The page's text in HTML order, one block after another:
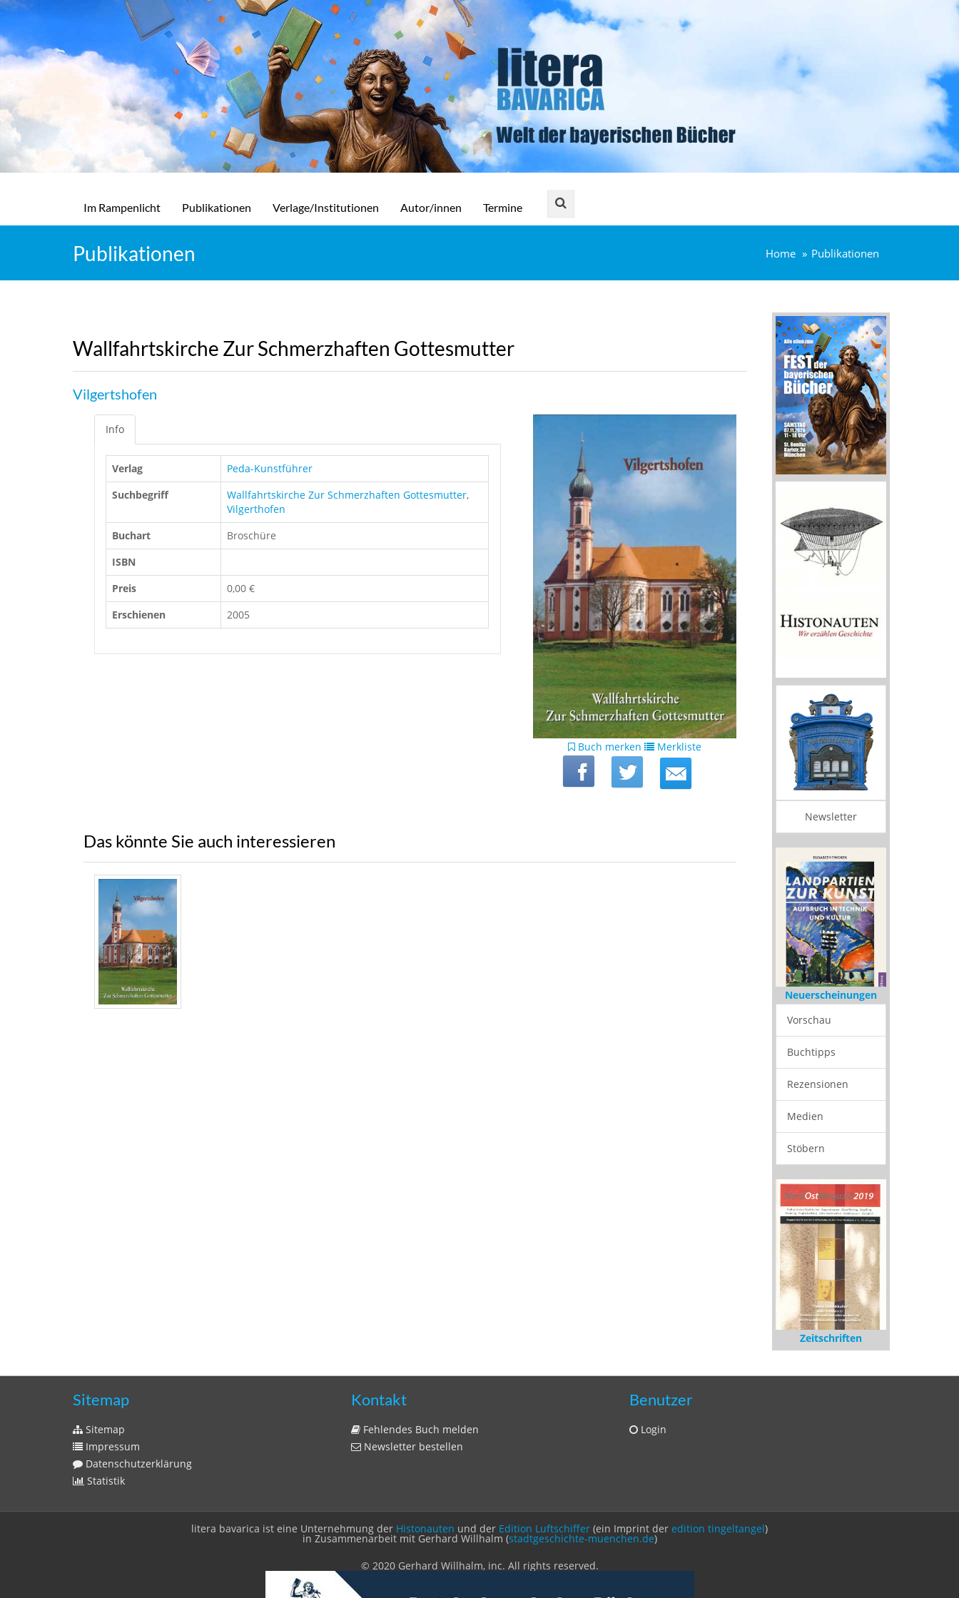
Im Rampenlicht Publikationen Verlage/Institutionen Autor/innen Termine
Publikationen Home Publikationen
Wallfahrtskirche Zur Schmerzhaften Gottesmutter
Vilgertshofen
Info
Verlag
Peda-Kunstführer
Suchbegriff
Wallfahrtskirche Zur Schmerzhaften Gottesmutter,
Vilgerthofen
Buchart
Broschüre
ISBN
Preis
0,00 €
Erschienen
2005
Buch merken Merkliste
Das könnte Sie auch interessieren
Newsletter
Neuerscheinungen
Vorschau
Buchtipps
Rezensionen
Medien
Stöbern
Zeitschriften
Sitemap
Sitemap
Impressum
Datenschutzerklärung
Statistik
Kontakt
Fehlendes Buch melden
Newsletter bestellen
Benutzer
Login
litera bavarica ist eine Unternehmung der Histonauten und der Edition Luftschiffer (ein Imprint der edition tingeltangel)
in Zusammenarbeit mit Gerhard Willhalm (stadtgeschichte-muenchen.de)
© 2020 Gerhard Willhalm, inc. All rights reserved.